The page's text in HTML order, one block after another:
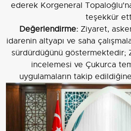
ederek Korgeneral
teşekkür
Değerlendirme:Ziyaret,
idarenin altyapı ve saha
sürdürdüğünü göstermektedir;
incelemesi ve Çukurca
uygulamaların takip